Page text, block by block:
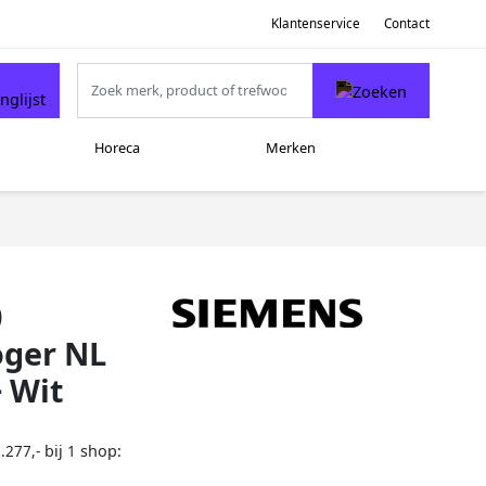
Klantenservice Contact
Horeca Merken
NL
Wit
bij 1 shop: